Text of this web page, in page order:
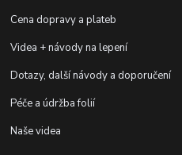
Cena dopravy a plateb
Videa + návody na lepení
Dotazy, další návody a doporučení
Péče a údržba folií
Naše videa